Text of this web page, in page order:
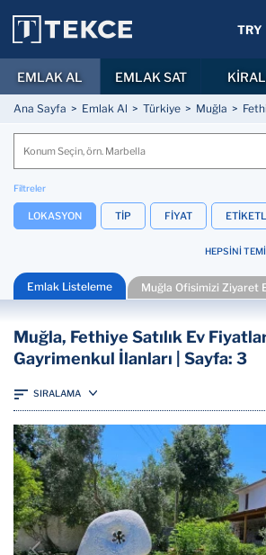
Ana Sayfa Emlak Al Türkiye Muğla
Filtreler
LOKASYON TİP FİYAT
HEPSİNİ
Emlak Listeleme Muğla Ofisimizi Ziyaret
Muğla, Fethiye Satılık Ev
Gayrimenkul İlanları | Sayfa: 3
SIRALAMA
TRY
EMLAK AL EMLAK SAT